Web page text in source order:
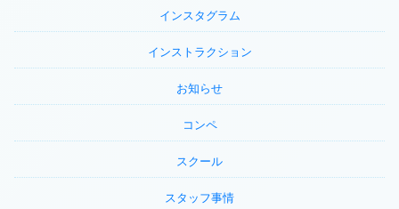
インスタグラム
インストラクション
お知らせ
コンペ
スクール
スタッフ事情